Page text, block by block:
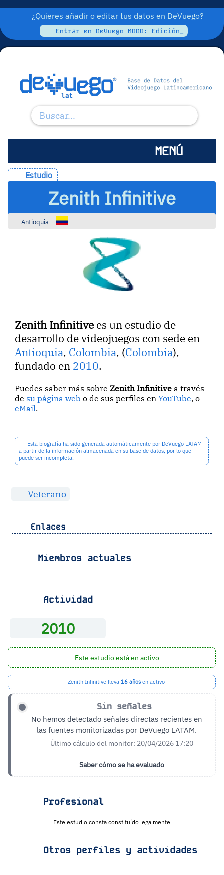
¿Quieres añadir o editar tus datos en DeVuego?
Entrar en DeVuego MODO: Edición_
MENÚ
Estudio
Zenith Infinitive
Antioquia
Zenith Infinitivees un estudio de
desarrollo de videojuegos con sede en
Antioquia, Colombia, (Colombia),
fundado en 2010.
Puedes saber más sobre Zenith Infinitive a través
de su página web o de sus perfiles enYouTube, o
eMail.
Esta biografía ha sido generada automáticamente por DeVuego LATAM
a partir de la información almacenada en su base de datos, por lo que
puede ser incompleta.
Veterano
Enlaces
Miembros actuales
Actividad
2010
Este estudio está en activo
Zenith Infinitive lleva 16 añosen activo
Sin señales
No hemos detectado señales directas recientes en
las fuentes monitorizadas por DeVuego LATAM.
Último cálculo del monitor: 20/04/2026 17:20
Saber cómo se ha evaluado
Profesional
Este estudio consta constituído legalmente
Otros perfiles y actividades